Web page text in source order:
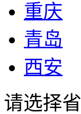
重庆
青岛
西安
请选择